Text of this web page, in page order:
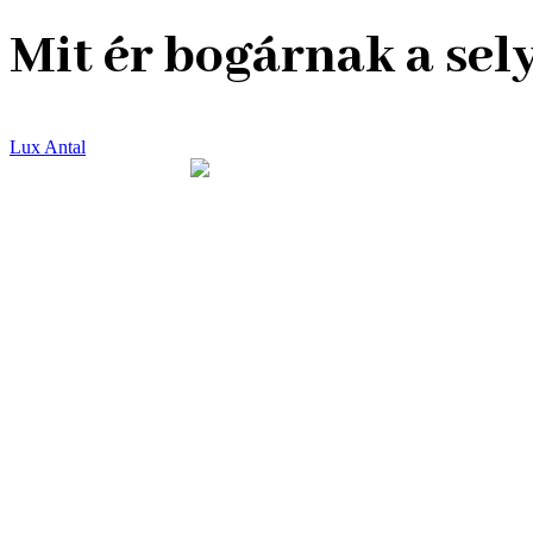
Mit ér bogárnak a
Lux Antal